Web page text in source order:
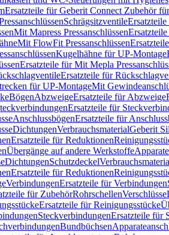
Ersatzteile für Geberit Connect Zubehör
Schrägsitzventile
Mit Mapress Pressanschlüssen
Mit FlowFit Pressanschlüssen
Kugelhähne für UP-Montage
Ersatzteile für Mit Mepla
Ersatzteile für
für UP-MontageMit
BögenAbzweigeErsatzteile für Abzweige
Ersatzteile für
AnschlussbögenErsatzteile für
DichtungenVerbrauchsmaterialGeberit
Ersatzteile für Reduktionen
Übergänge auf andere Werkstoffe
DichtungenSchutzdeckel
Ersatzteile für Reduktionen
VerbindungenErsatzteile für Verbindungen
für ZubehörRohrschellenVerschlüsse
Ersatzteile für Reinigungsstücke
SteckverbindungenErsatzteile für
Bundbüchsen